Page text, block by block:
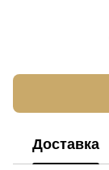
Доставка